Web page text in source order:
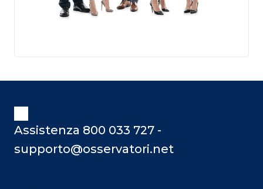
Assistenza 800 033 727 -
supporto@osservatori.net